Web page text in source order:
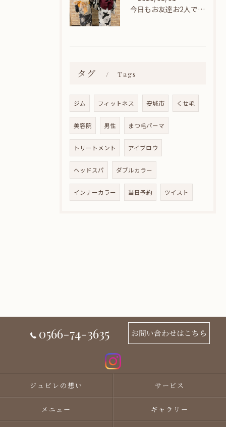
今日もお友達お2人でヘアセットに来てくれました🎀
タグ Tags
ジム フィットネス 安城市 くせ毛
美容院 男性 まつ毛パーマ
トリートメント アイブロウ
ヘッドスパ ダブルカラー
インナーカラー 当日予約 ツイスト
0566-74-3635 お問い合わせはこちら
ジュビレの想い サービス
メニュー ギャラリー